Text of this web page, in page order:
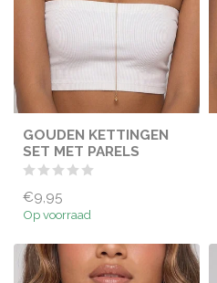
GOUDEN KETTINGEN
SET MET PARELS
€9,95
Op voorraad